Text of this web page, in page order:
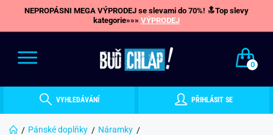
NEPROPÁSNI MEGA VÝPRODEJ se slevami do 70%! 🔝Top slevy
kategorie»»» VÝPRODEJ
0
VYHLEDÁVÁNÍ PŘIHLÁSIT SE
Pánské doplňky
Náramky